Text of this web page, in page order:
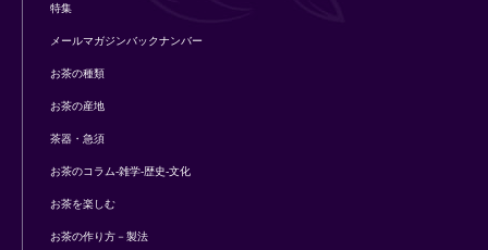
特集
メールマガジンバックナンバー
お茶の種類
お茶の産地
茶器・急須
お茶のコラム-雑学-歴史-文化
お茶を楽しむ
お茶の作り方－製法